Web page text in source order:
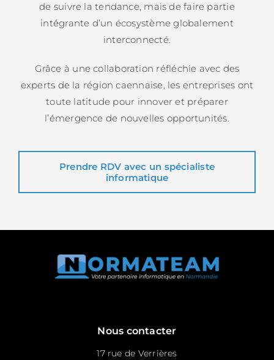
de suivre la tendance, mais de faire partie
intégrante d’un écosystème globalement
interconnecté.
Grâce à une collaboration réfléchie avec des
experts de la région caennaise, les entreprises ont
toute latitude pour innover et préparer
l’émergence de nouvelles opportunités.
Prendre RDV avec un spécialiste
informatique
Nous contacter
17 rue de Verrières